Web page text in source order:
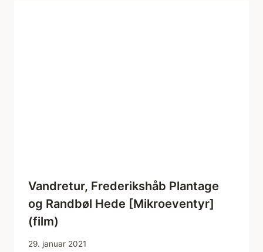
Vandretur, Frederikshåb Plantage
og Randbøl Hede [Mikroeventyr]
(film)
29. januar 2021